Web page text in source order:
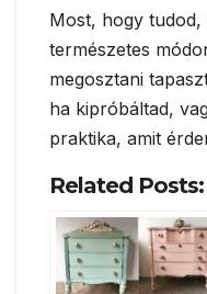
Most, hogy
természetes
megosztani
ha kipróbáltad,
praktika, amit
Related Posts: